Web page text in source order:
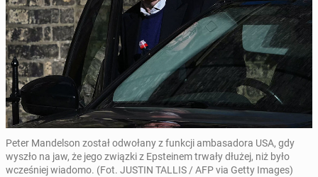
Peter Mandelson został odwołany z funkcji ambasadora USA, gdy
wyszło na jaw, że jego związki z Epsteinem trwały dłużej, niż było
wcześniej wiadomo. (Fot. JUSTIN TALLIS / AFP via Getty Images)